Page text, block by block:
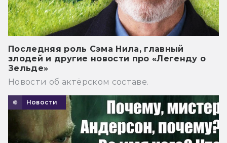
Последняя роль Сэма Нила, главный
злодей и другие новости про «Легенду о
Зельде»
Новости об актёрском составе.
Новости